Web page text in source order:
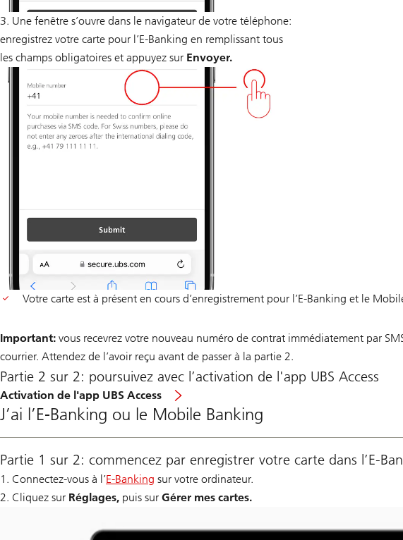
3. Une fenêtre s’ouvre dans le navigateur de votre téléphone:
enregistrez votre carte pour l’E-Banking en remplissant tous
les champs obligatoires et appuyez sur Envoyer.
Votre carte est à présent en cours d’enregistrement pour l’E-Banking et le
Important: vous recevrez votre nouveau numéro de contrat immédiatement par
courrier. Attendez de l’avoir reçu avant de passer à la partie 2.
Partie 2 sur 2: poursuivez avec l’activation de l'app UBS Access
Activation de l'app UBS Access
J’ai l’E-Banking ou le Mobile Banking
Partie 1 sur 2: commencez par enregistrer votre carte dans l’E-
1. Connectez-vous à l’E-Banking sur votre ordinateur.
2. Cliquez sur Réglages, puis sur Gérer mes cartes.